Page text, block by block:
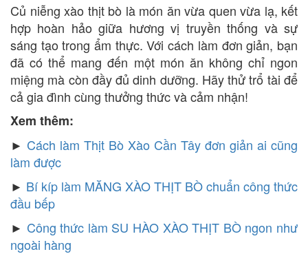
Củ niễng xào thịt bò là món ăn vừa quen vừa lạ, kết
hợp hoàn hảo giữa hương vị truyền thống và sự
sáng tạo trong ẩm thực. Với cách làm đơn giản, bạn
đã có thể mang đến một món ăn không chỉ ngon
miệng mà còn đầy đủ dinh dưỡng. Hãy thử trổ tài để
cả gia đình cùng thưởng thức và cảm nhận!
Xem thêm:
► Cách làm Thịt Bò Xào Cần Tây đơn giản ai cũng
làm được
► Bí kíp làm MĂNG XÀO THỊT BÒ chuẩn công thức
đầu bếp
► Công thức làm SU HÀO XÀO THỊT BÒ ngon như
ngoài hàng